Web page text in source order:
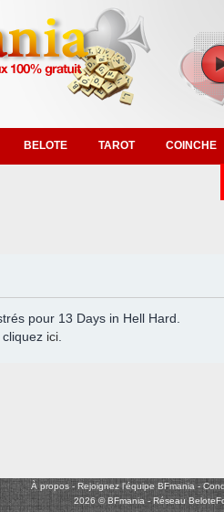
BELOTE TAROT COINCHE
pour 13 Days in Hell Hard.
ici
À propos- Rejoignez l'équipe BFmania-
2026 © BFmania - Réseau